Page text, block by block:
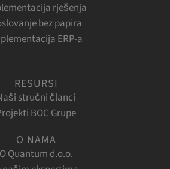
rješenja
bez papira
ERP-a
RESURSI
stručni članci
BOC Grupe
O NAMA
O Quantum d.o.o.